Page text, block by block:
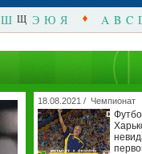
Ш Щ Э Ю Я A B C
18.08.2021 / Чемпионат